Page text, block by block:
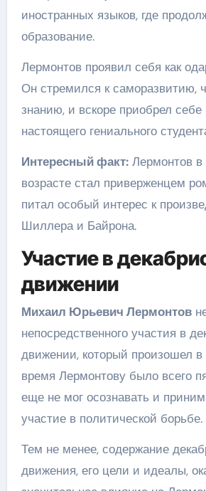
иностранных языков, где
образование.
Лермонтов проявил себя как
Он стремился к саморазвитию,
знанию, и вскоре приобрел
настоящего гениального
Интересный факт:Лермонтов в
возрасте стал приверженцем
питал особый интерес к
Шиллера и Байрона.
Участие в
движении
Михаил Юрьевич Лермонтов
непосредственного участия в
движении, который произошел в
время Лермонтову было всего
еще не мог осознавать и
участие в политической борьбе.
Тем не менее, содержание
движения, его цели и идеалы,